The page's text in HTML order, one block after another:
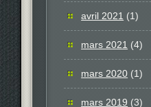
avril 2021 (1)
mars 2021 (4)
mars 2020 (1)
mars 2019 (3)